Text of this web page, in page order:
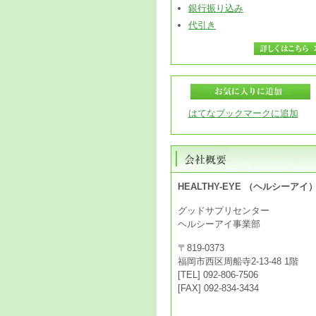
銀行振り込み
代引き
はてなブックマークに追加
HEALTHY-EYE （ヘルシーアイ
グッドサプリセンター
ヘルシーアイ事業部
〒819-0373
福岡市西区周船寺2-13-48 1階
[TEL] 092-806-7506
[FAX] 092-834-3434